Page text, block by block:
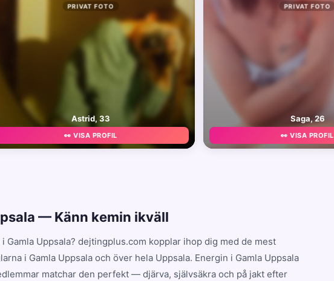
PRIVAT FOTO
Astrid, 33
👀 VISA PROFIL
PRIVAT FOTO
Saga, 26
👀 VISA PROFIL
— Känn kemin ikväll
Gamla Uppsala? dejtingplus.com kopplar ihop dig med de mest
i Gamla Uppsala och över hela Uppsala. Energin i Gamla Uppsala
matchar den perfekt — djärva, självsäkra och på jakt efter